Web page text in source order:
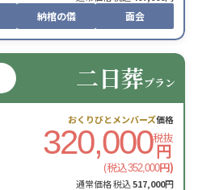
納棺の儀 面会
二日葬プラン
おくりびとメンバーズ価格
320,000税抜
円
(税込352,000円)
通常価格 税込517,000円